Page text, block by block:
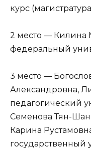
курс
2 место — Килина
федеральный
3 место —
Александровна,
педагогический
Семенова Тян-
Карина